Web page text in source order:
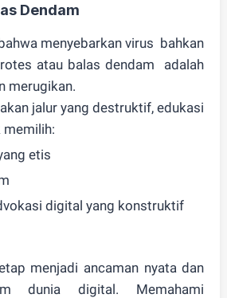
Dendam
menyebarkan virus bahkan
atau balas dendam adalah
merugikan.
jalur yang destruktif, edukasi
memilih:
etis
digital yang konstruktif
menjadi ancaman nyata dan
dunia digital. Memahami